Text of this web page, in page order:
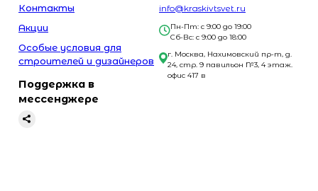
Контакты
Акции
Особые условия для
строителей и дизайнеров
Поддержка в
мессенджере
info@kraskivtsvet.ru
Пн-Пт: с 9:00 до 19:00
Сб-Вс: с 9:00 до 18:00
г. Москва, Нахимовский пр-т, д.
24, стр. 9 павильон №3, 4 этаж.
офис 417 в